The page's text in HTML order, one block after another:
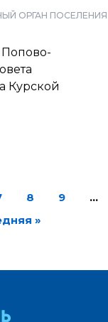
ОРГАН ПОСЕЛЕНИЯ
Попово-
Курской
8 9
…
»